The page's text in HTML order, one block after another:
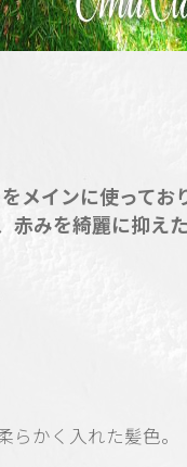
メインに使ってお
赤みを綺麗に抑え
かく入れた髪色。